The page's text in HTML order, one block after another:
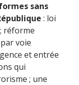
sans
: loi
réforme
voie
et entrée
qui
; une